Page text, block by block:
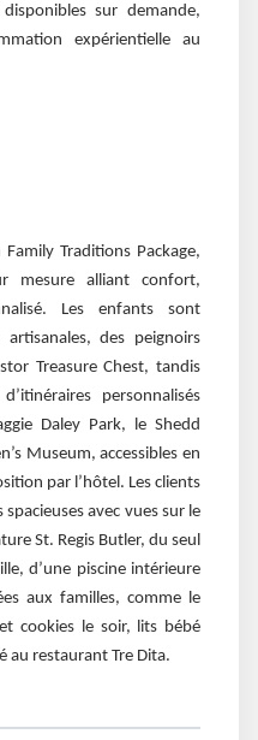
sur demande,
expérientielle au
Traditions Package,
mesure alliant confort,
Les enfants sont
des peignoirs
Treasure Chest, tandis
personnalisés
Daley Park, le Shedd
Museum, accessibles en
par l’hôtel. Les clients
avec vues sur le
St. Regis Butler, du seul
d’une piscine intérieure
aux familles, comme le
cookies le soir, lits bébé
au restaurant Tre Dita.